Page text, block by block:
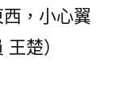
，小心翼
楚）